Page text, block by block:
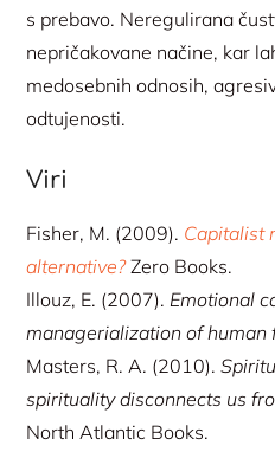
s prebavo. Neregulirana
nepričakovane načine, kar
medosebnih odnosih,
odtujenosti.
Viri
Fisher, M. (2009). Capitalist
alternative?Zero Books.
Illouz, E. (2007). Emotional
managerialization of human
Masters, R. A. (2010).
spirituality disconnects us
North Atlantic Books.